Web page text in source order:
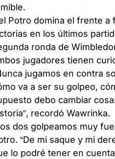
Potro domina el frente
en los últimos
ronda de
jugadores tienen
jugamos en contra
va a ser su golpeo,
debo cambiar
recordó Wawrinka.
dos golpeamos muy
“De mi saque y mi
lo podré tener en